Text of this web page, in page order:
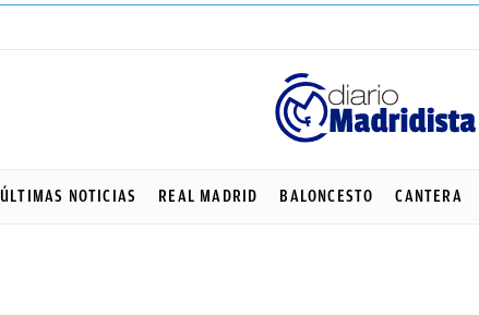
ÚLTIMAS NOTICIAS REAL MADRID BALONCESTO CANTERA